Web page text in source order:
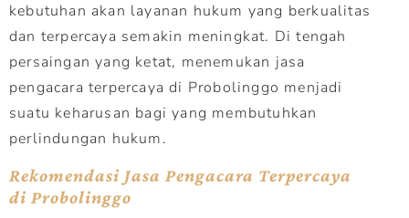
kebutuhan akan layanan hukum yang berkualitas
dan terpercaya semakin meningkat. Di tengah
persaingan yang ketat, menemukan jasa
pengacara terpercaya di Probolinggo menjadi
suatu keharusan bagi yang membutuhkan
perlindungan hukum.
Rekomendasi Jasa Pengacara Terpercaya
di Probolinggo